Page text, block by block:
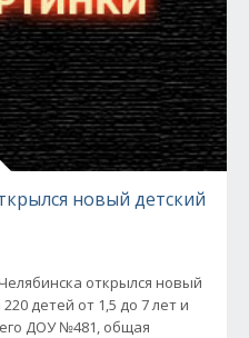
новый детский
открылся новый
детей от 1,5 до 7 лет и
ДОУ №481, общая